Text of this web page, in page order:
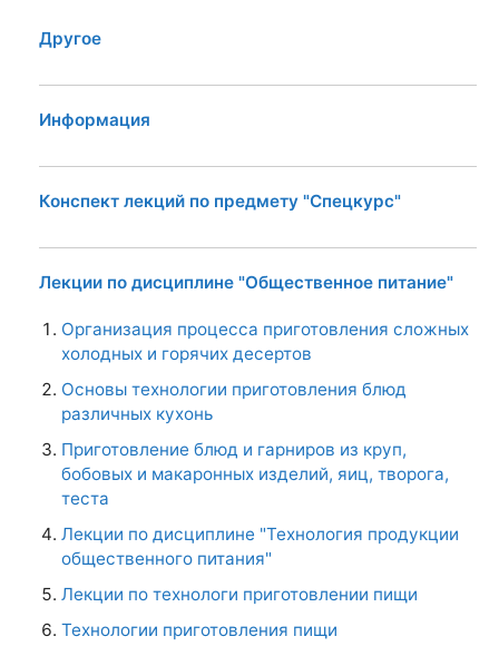
Другое
Информация
Конспект лекций по предмету "Спецкурс"
Лекции по дисциплине "Общественное питание"
Организация процесса приготовления сложных
холодных и горячих десертов
Основы технологии приготовления блюд
различных кухонь
Приготовление блюд и гарниров из круп,
бобовых и макаронных изделий, яиц, творога,
теста
Лекции по дисциплине "Технология продукции
общественного питания"
Лекции по технологи приготовлении пищи
Технологии приготовления пищи